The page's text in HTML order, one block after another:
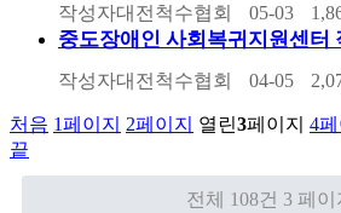
작성자대전척수협회 05-03
중도장애인 사회복귀지원센터
작성자대전척수협회 04-05
처음 1페이지 2페이지 열린3페이지 4페
끝
전체 108건 3 페이